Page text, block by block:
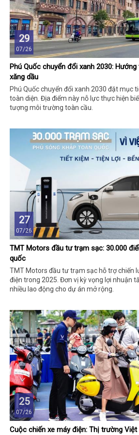
29
07/26
Phú Quốc chuyển đổi xanh 2030:
xăng dầu
Phú Quốc chuyển đổi xanh 2030 đặt mục
toàn diện. Địa điểm này nỗ lực thực hiện
tượng môi trường toàn cầu.
27
07/26
TMT Motors đầu tư trạm sạc: 30.000
quốc
TMT Motors đầu tư trạm sạc hỗ trợ chiến
điện trong 2025. Đơn vị kỳ vọng lợi nhuận
nhiều lao động cho dự án mở rộng.
25
07/26
Cuộc chiến xe máy điện: Thị trường